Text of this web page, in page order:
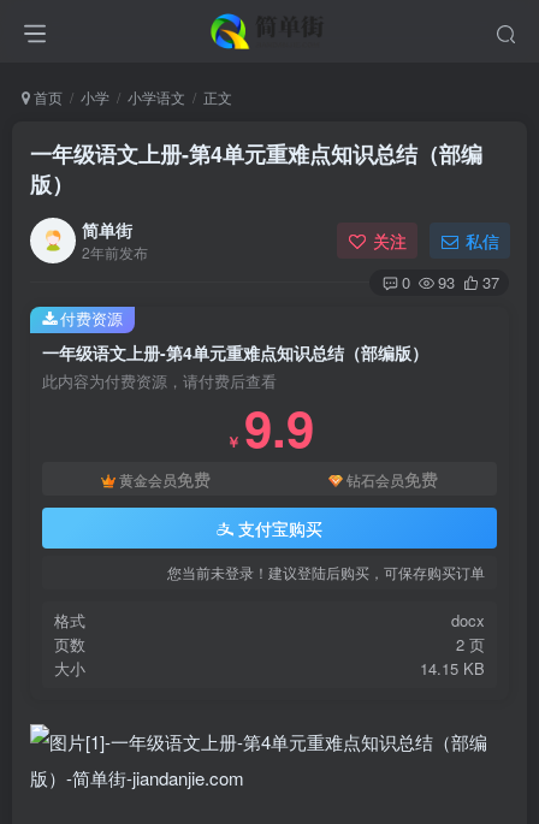
首页 小学 小学语文 正文
一年级语文上册-第4单元重难点知识总结（部编
版）
简单街
2年前发布 关注 私信
0 93 37
一年级语文上册-第4单元重难点知识总结（部编版）
此内容为付费资源，请付费后查看
￥ 9.9
黄金会员免费 钻石会员免费
支付宝购买
您当前未登录！建议登陆后购买，可保存购买订单
格式
docx
页数
2 页
大小
14.15 KB
付费资源